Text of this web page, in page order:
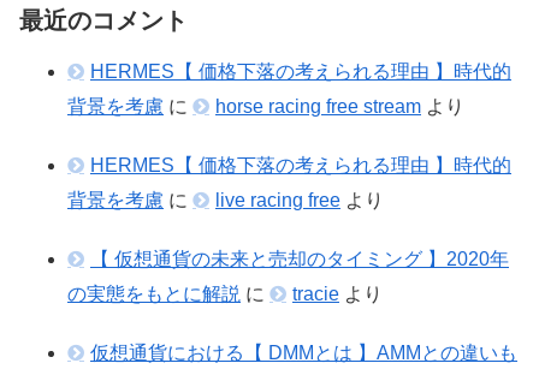
最近のコメント
HERMES【 価格下落の考えられる理由 】時代的
背景を考慮 に horse racing free stream より
HERMES【 価格下落の考えられる理由 】時代的
背景を考慮 に live racing free より
【 仮想通貨の未来と売却のタイミング 】2020年
の実態をもとに解説 に tracie より
仮想通貨における【 DMMとは 】AMMとの違いも